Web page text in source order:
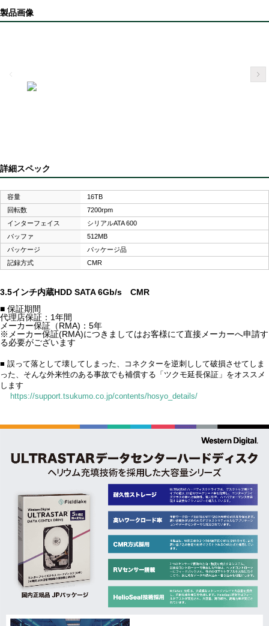
製品画像
詳細スペック
容量
16TB
回転数
7200rpm
インターフェイス
シリアルATA 600
バッファ
512MB
パッケージ
パッケージ品
記録方式
CMR
3.5インチ内蔵HDD SATA 6Gb/s CMR
■ 保証期間
代理店保証：1年間
メーカー保証（RMA)：5年
※メーカー保証(RMA)につきましてはお客様にて直接メーカーへ申請す
る必要がございます
■ 誤って落として壊してしまった、コネクターを逆刺しして破損させてしま
った、そんな外来性のある事故でも補償する「ツクモ延長保証」をオススメ
します
https://support.tsukumo.co.jp/contents/hosyo_details/